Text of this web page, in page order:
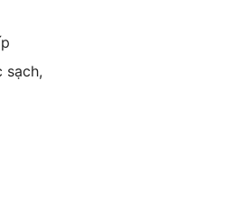
sạch,